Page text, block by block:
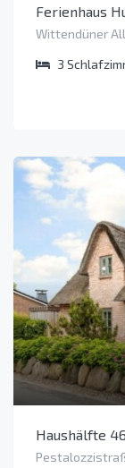
Ferienhaus
Wittendüner
3
Haushälfte